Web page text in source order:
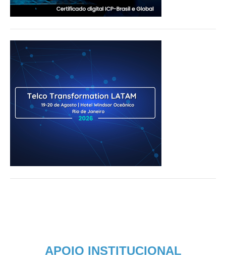
APOIO INSTITUCIONAL